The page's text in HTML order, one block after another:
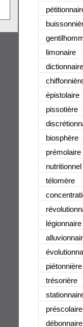
limonaire
dictionnaire
épistolaire
pissotière
biosphère
prémolaire
nutritionnel
télomère
légionnaire
piétonnière
trésorière
préscolaire
débonnaire